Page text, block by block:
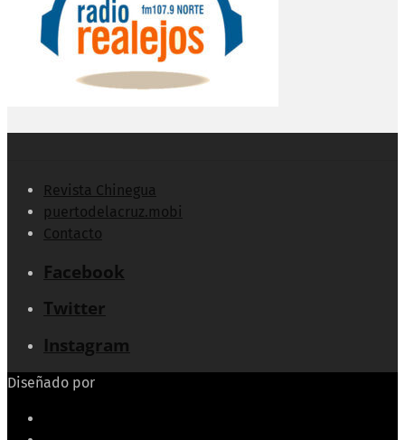
Revista Chinegua
puertodelacruz.mobi
Contacto
Facebook
Twitter
Instagram
Diseñado por